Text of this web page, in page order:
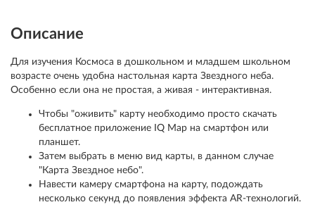
Описание
Для изучения Космоса в дошкольном и младшем школьном
возрасте очень удобна настольная карта Звездного неба.
Особенно если она не простая, а живая - интерактивная.
Чтобы "оживить" карту необходимо просто скачать
бесплатное приложение IQ Map на смартфон или
планшет.
Затем выбрать в меню вид карты, в данном случае
"Карта Звездное небо".
Навести камеру смартфона на карту, подождать
несколько секунд до появления эффекта AR-технологий.